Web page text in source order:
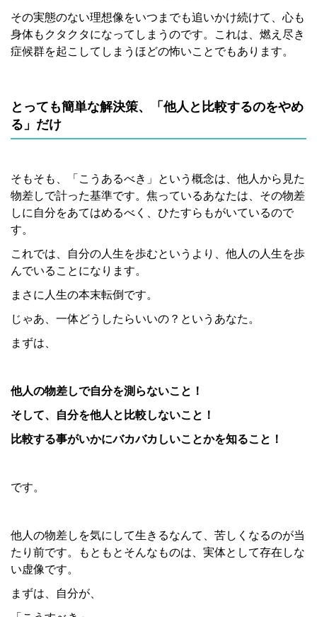
その実態のない理想像をいつまでも追いかけ続けて、心も
身体もクタクタになってしまうのです。これは、燃え尽き
症候群を起こしてしまうほどの怖いことでもあります。
とっても簡単な解決策、「他人と比較するのをやめ
る」だけ
そもそも、「こうあるべき」という概念は、他人から見た
物差しで計った基準です。焦っているあなたは、その物差
しに自分をあてはめるべく、ひたすらもがいているので
す。
これでは、自分の人生を歩むというより、他人の人生を歩
んでいることになります。
まさに人生の本末転倒です。
じゃあ、一体どうしたらいいの？というあなた。
まずは、
他人の物差しで自分を測らないこと！
そして、自分を他人と比較しないこと！
比較する事がいかにバカバカしいことかを知ること！
です。
他人の物差しを気にして生きるなんて、苦しくなるのが当
たり前です。もともとそんなものは、実体として存在しな
い虚像です。
まずは、自分が、